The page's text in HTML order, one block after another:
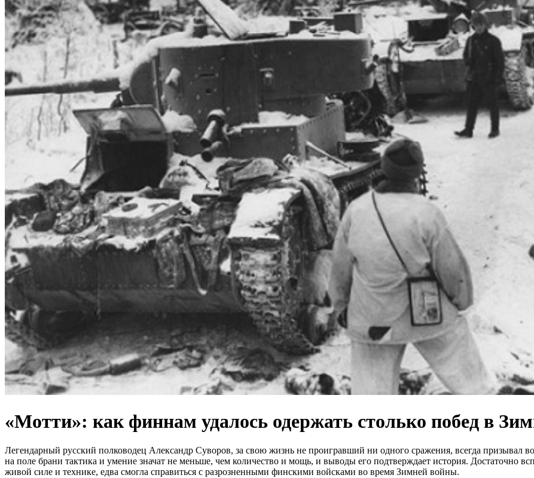
«Мотти»: как финнам удалось одержать столько побед в
Легендарный русский полководец Александр Суворов, за свою жизнь не проигравший ни одного сражения, всегда призывал
на поле брани тактика и умение значат не меньше, чем количество и мощь, и выводы его подтверждает история. Достаточно
живой силе и технике, едва смогла справиться с разрозненными финскими войсками во время Зимней войны.